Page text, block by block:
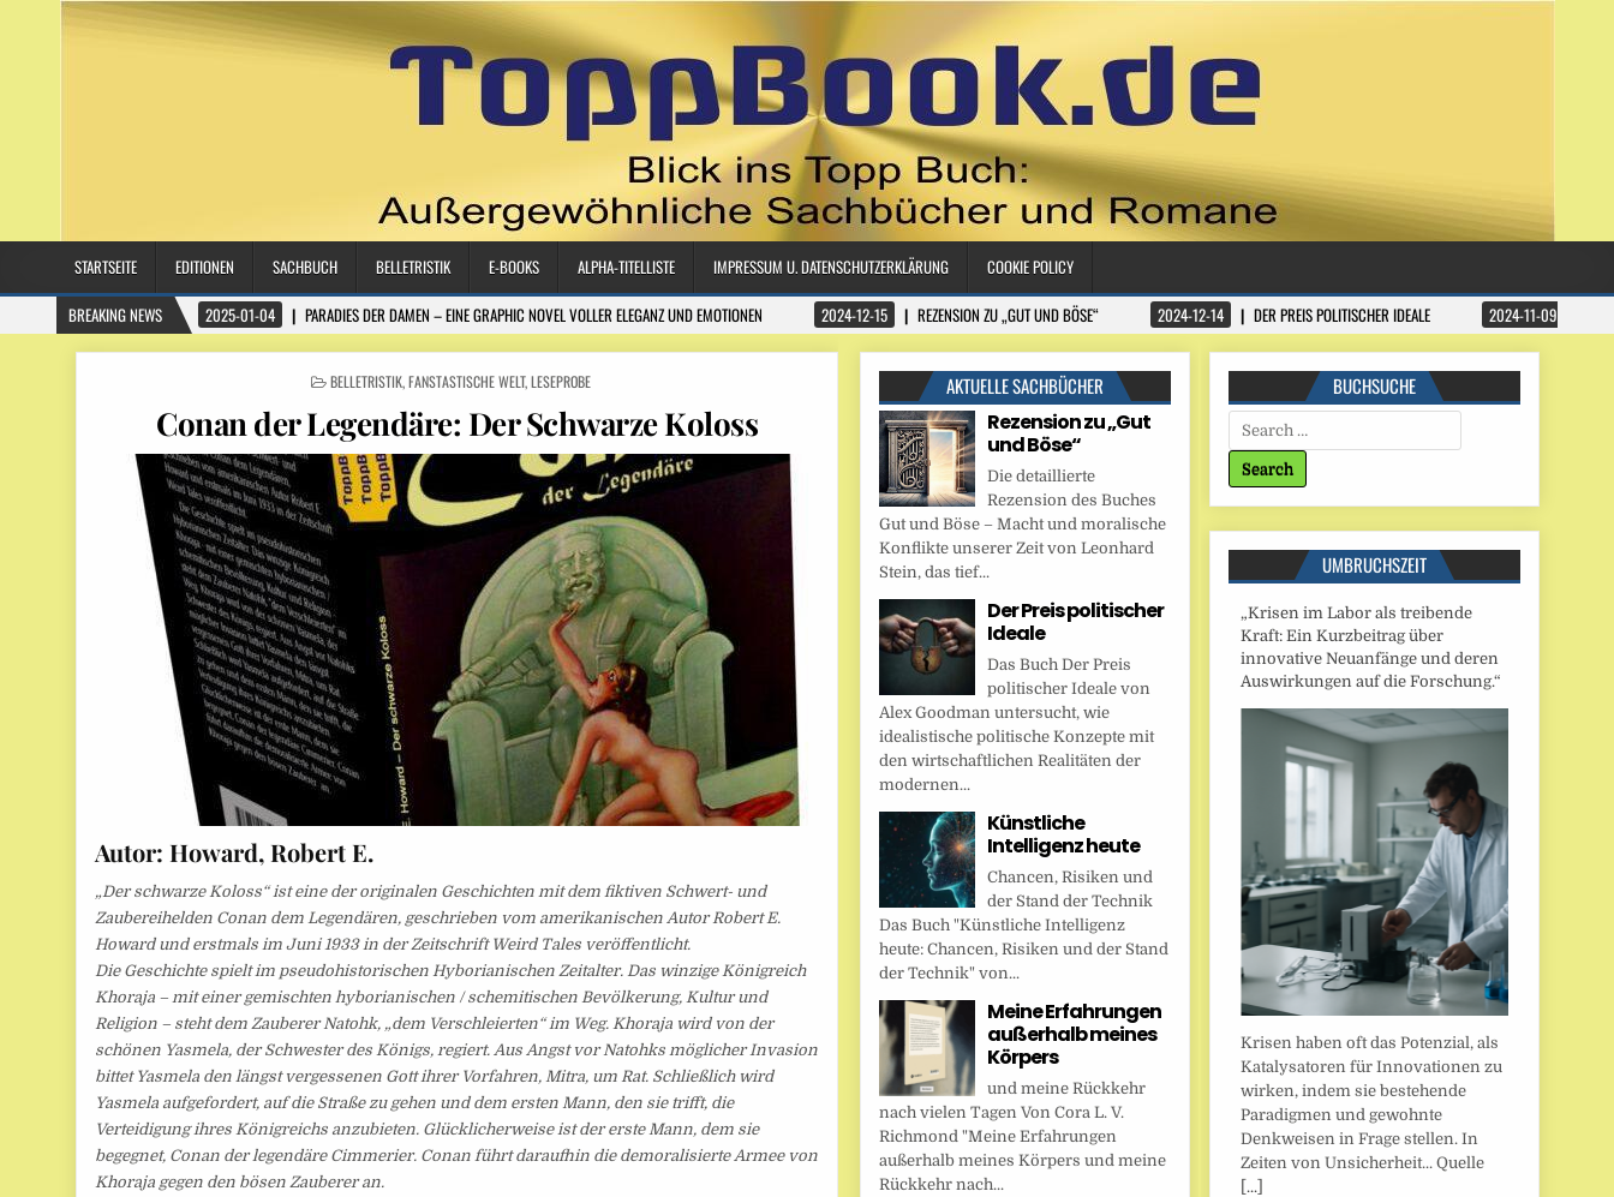
STARTSEITE EDITIONEN SACHBUCH BELLETRISTIK E-BOOKS ALPHA-TITELLISTE IMPRESSUM U. DATENSCHUTZERKLÄRUNG
COOKIE POLICY
BREAKING NEWS
2025-01-04 PARADIES DER DAMEN – EINE GRAPHIC NOVEL VOLLER ELEGANZ UND EMOTIONEN 2024-12-15 REZENSION ZU „GUT UND BÖSE“ 2024-12-14 DER PREIS POLITISCHER IDEALE 2024-11-09
POSTED IN
BELLETRISTIK,FANSTASTISCHE WELT,LESEPROBE
Conan der Legendäre: Der Schwarze Koloss
Autor: Howard, Robert E.
„Der schwarze Koloss“ ist eine der originalen Geschichten mit dem fiktiven Schwert- und
Zaubereihelden Conan dem Legendären, geschrieben vom amerikanischen Autor Robert E.
Howard und erstmals im Juni 1933 in der Zeitschrift Weird Tales veröffentlicht.
Die Geschichte spielt im pseudohistorischen Hyborianischen Zeitalter. Das winzige Königreich
Khoraja – mit einer gemischten hyborianischen / schemitischen Bevölkerung, Kultur und
Religion – steht dem Zauberer Natohk, „dem Verschleierten“ im Weg. Khoraja wird von der
schönen Yasmela, der Schwester des Königs, regiert. Aus Angst vor Natohks möglicher Invasion
bittet Yasmela den längst vergessenen Gott ihrer Vorfahren, Mitra, um Rat. Schließlich wird
Yasmela aufgefordert, auf die Straße zu gehen und dem ersten Mann, den sie trifft, die
Verteidigung ihres Königreichs anzubieten. Glücklicherweise ist der erste Mann, dem sie
begegnet, Conan der legendäre Cimmerier. Conan führt daraufhin die demoralisierte Armee von
Khoraja gegen den bösen Zauberer an.
AKTUELLE SACHBÜCHER
Rezension zu „Gut
und Böse“
Die detaillierte
Rezension des Buches
Gut und Böse – Macht und moralische
Konflikte unserer Zeit von Leonhard
Stein, das tief...
Der Preis politischer
Ideale
Das Buch Der Preis
politischer Ideale von
Alex Goodman untersucht, wie
idealistische politische Konzepte mit
den wirtschaftlichen Realitäten der
modernen...
Künstliche
Intelligenz heute
Chancen, Risiken und
der Stand der Technik
Das Buch "Künstliche Intelligenz
heute: Chancen, Risiken und der Stand
der Technik" von...
Meine Erfahrungen
außerhalb meines
Körpers
und meine Rückkehr
nach vielen Tagen Von Cora L. V.
Richmond "Meine Erfahrungen
außerhalb meines Körpers und meine
Rückkehr nach...
BUCHSUCHE
Search for:
UMBRUCHSZEIT
„Krisen im Labor als treibende
Kraft: Ein Kurzbeitrag über
innovative Neuanfänge und deren
Auswirkungen auf die Forschung.“
Krisen haben oft das Potenzial, als
Katalysatoren für Innovationen zu
wirken, indem sie bestehende
Paradigmen und gewohnte
Denkweisen in Frage stellen. In
Zeiten von Unsicherheit... Quelle
[...]